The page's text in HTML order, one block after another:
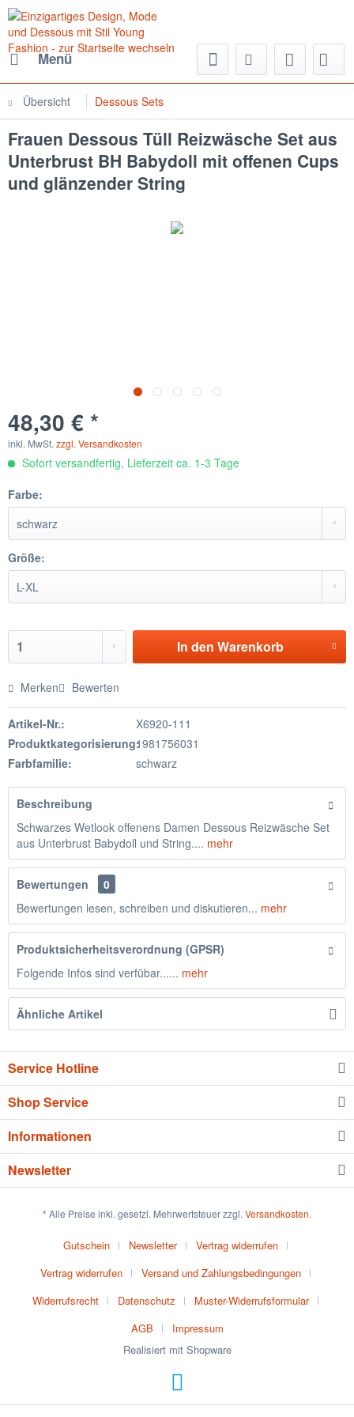
Menü
Übersicht Dessous Sets
Frauen Dessous Tüll Reizwäsche Set aus
Unterbrust BH Babydoll mit offenen Cups
und glänzender String
48,30 € *
inkl. MwSt. zzgl. Versandkosten
Sofort versandfertig, Lieferzeit ca. 1-3 Tage
Farbe:
Größe:
In den Warenkorb
Merken Bewerten
Artikel-Nr.:
X6920-111
Produktkategorisierung:1981756031
Farbfamilie:
schwarz
Beschreibung
Schwarzes Wetlook offenens Damen Dessous Reizwäsche Set
aus Unterbrust Babydoll und String.... mehr
Bewertungen
0
Bewertungen lesen, schreiben und diskutieren... mehr
Produktsicherheitsverordnung (GPSR)
Folgende Infos sind verfübar...... mehr
Ähnliche Artikel
Service Hotline
Shop Service
Informationen
Newsletter
* Alle Preise inkl. gesetzl. Mehrwertsteuer zzgl. Versandkosten.
Gutschein Newsletter
Vertrag widerrufen
Vertrag widerrufen
Versand und Zahlungsbedingungen
Widerrufsrecht
Datenschutz
Muster-Widerrufsformular
AGB
Impressum
Realisiert mit Shopware